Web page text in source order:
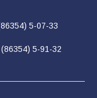
герой
5-07-33
5-91-32